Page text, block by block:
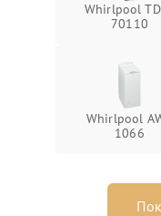
Whirlpool
70110
Whirlpool
1066